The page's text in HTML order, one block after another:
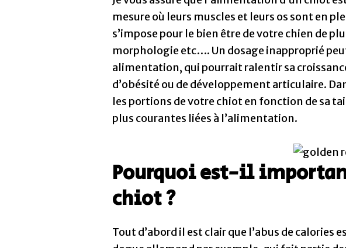
mesure où leurs muscles et leurs os sont en
s’impose pour le bien être de votre chien de
morphologie etc…. Un dosage inapproprié
alimentation, qui pourrait ralentir sa
d’obésité ou de développement articulaire.
les portions de votre chiot en fonction de sa
plus courantes liées à l’alimentation.
Pourquoi est-il
chiot ?
Tout d’abord il est clair que l’abus de